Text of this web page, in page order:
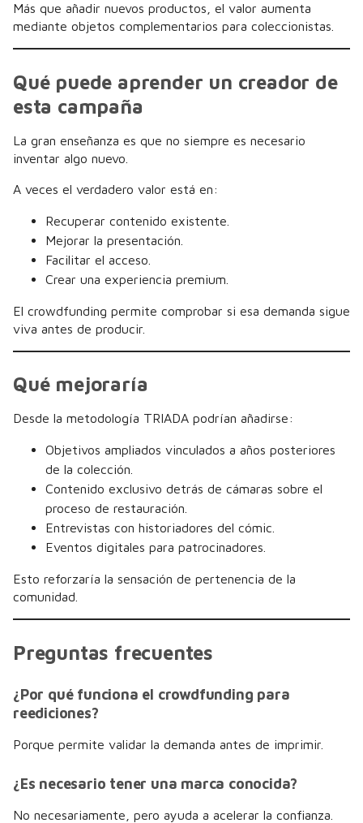
Más que añadir nuevos productos, el valor aumenta
mediante objetos complementarios para coleccionistas.
Qué puede aprender un creador de
esta campaña
La gran enseñanza es que no siempre es necesario
inventar algo nuevo.
A veces el verdadero valor está en:
Recuperar contenido existente.
Mejorar la presentación.
Facilitar el acceso.
Crear una experiencia premium.
El crowdfunding permite comprobar si esa demanda sigue
viva antes de producir.
Qué mejoraría
Desde la metodología TRIADA podrían añadirse:
Objetivos ampliados vinculados a años posteriores
de la colección.
Contenido exclusivo detrás de cámaras sobre el
proceso de restauración.
Entrevistas con historiadores del cómic.
Eventos digitales para patrocinadores.
Esto reforzaría la sensación de pertenencia de la
comunidad.
Preguntas frecuentes
¿Por qué funciona el crowdfunding para
reediciones?
Porque permite validar la demanda antes de imprimir.
¿Es necesario tener una marca conocida?
No necesariamente, pero ayuda a acelerar la confianza.